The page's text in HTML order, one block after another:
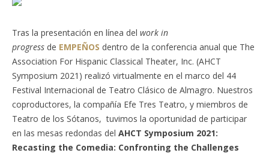
Tras la presentación en línea del work in
progressde EMPEÑOS dentro de la conferencia anual que The
Association For Hispanic Classical Theater, Inc. (AHCT
Symposium 2021) realizó virtualmente en el marco del 44
Festival Internacional de Teatro Clásico de Almagro. Nuestros
coproductores, la compañía Efe Tres Teatro, y miembros de
Teatro de los Sótanos, tuvimos la oportunidad de participar
en las mesas redondas del AHCT Symposium 2021:
Recasting the Comedia: Confronting the Challenges